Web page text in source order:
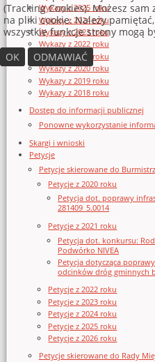
Wykazy z 2025 roku
Wykazy z 2024 roku
Wykazy z 2023 roku
Wykazy z 2022 roku
Wykazy z 2021 roku
Wykazy z 2020 roku
Wykazy z 2019 roku
Wykazy z 2018 roku
Dostęp do informacji publicznej
Ponowne wykorzystanie
Skargi i wnioski
Petycje
Petycje skierowane do
Petycje z 2020 roku
Petycja dot. poprawy
281409_5.0014
Petycje z 2021 roku
Petycja dot. konkursu:
Podwórko NIVEA
Petycja dotycząca
odcinków dróg gminnych
Petycje z 2022 roku
Petycje z 2023 roku
Petycje z 2024 roku
Petycje z 2025 roku
Petycje z 2026 roku
Petycje skierowane do Rady
(Tracking Cookies). Możesz
na pliki cookie. Należy
wszystkie funkcje strony mogą
OK
ODMAWIAĆ